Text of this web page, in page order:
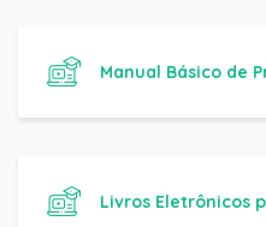
Manual Básico de
Livros Eletrônicos